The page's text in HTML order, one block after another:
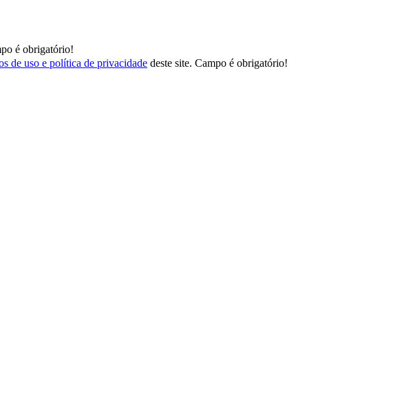
é obrigatório!
de uso e política de privacidade deste site. Campo é obrigatório!